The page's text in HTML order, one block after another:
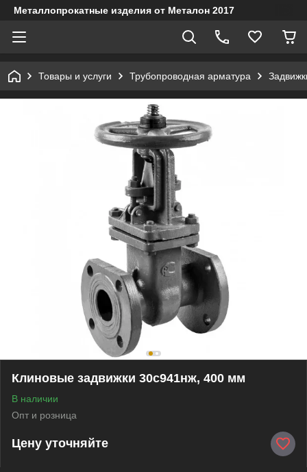
Металлопрокатные изделия от Металон 2017
Товары и услуги Трубопроводная арматура
Клиновые задвижки 30с941нж, 400 мм
В наличии
Опт и розница
Цену уточняйте